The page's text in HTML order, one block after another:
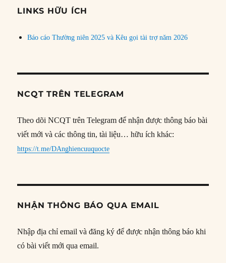
đề
LINKS HỮU ÍCH
Báo cáo Thường niên 2025 và Kêu gọi tài trợ năm 2026
NCQT TRÊN TELEGRAM
Theo dõi NCQT trên Telegram để nhận được thông báo bài
viết mới và các thông tin, tài liệu… hữu ích khác:
https://t.me/DAnghiencuuquocte
NHẬN THÔNG BÁO QUA EMAIL
Nhập địa chỉ email và đăng ký để được nhận thông báo khi
có bài viết mới qua email.